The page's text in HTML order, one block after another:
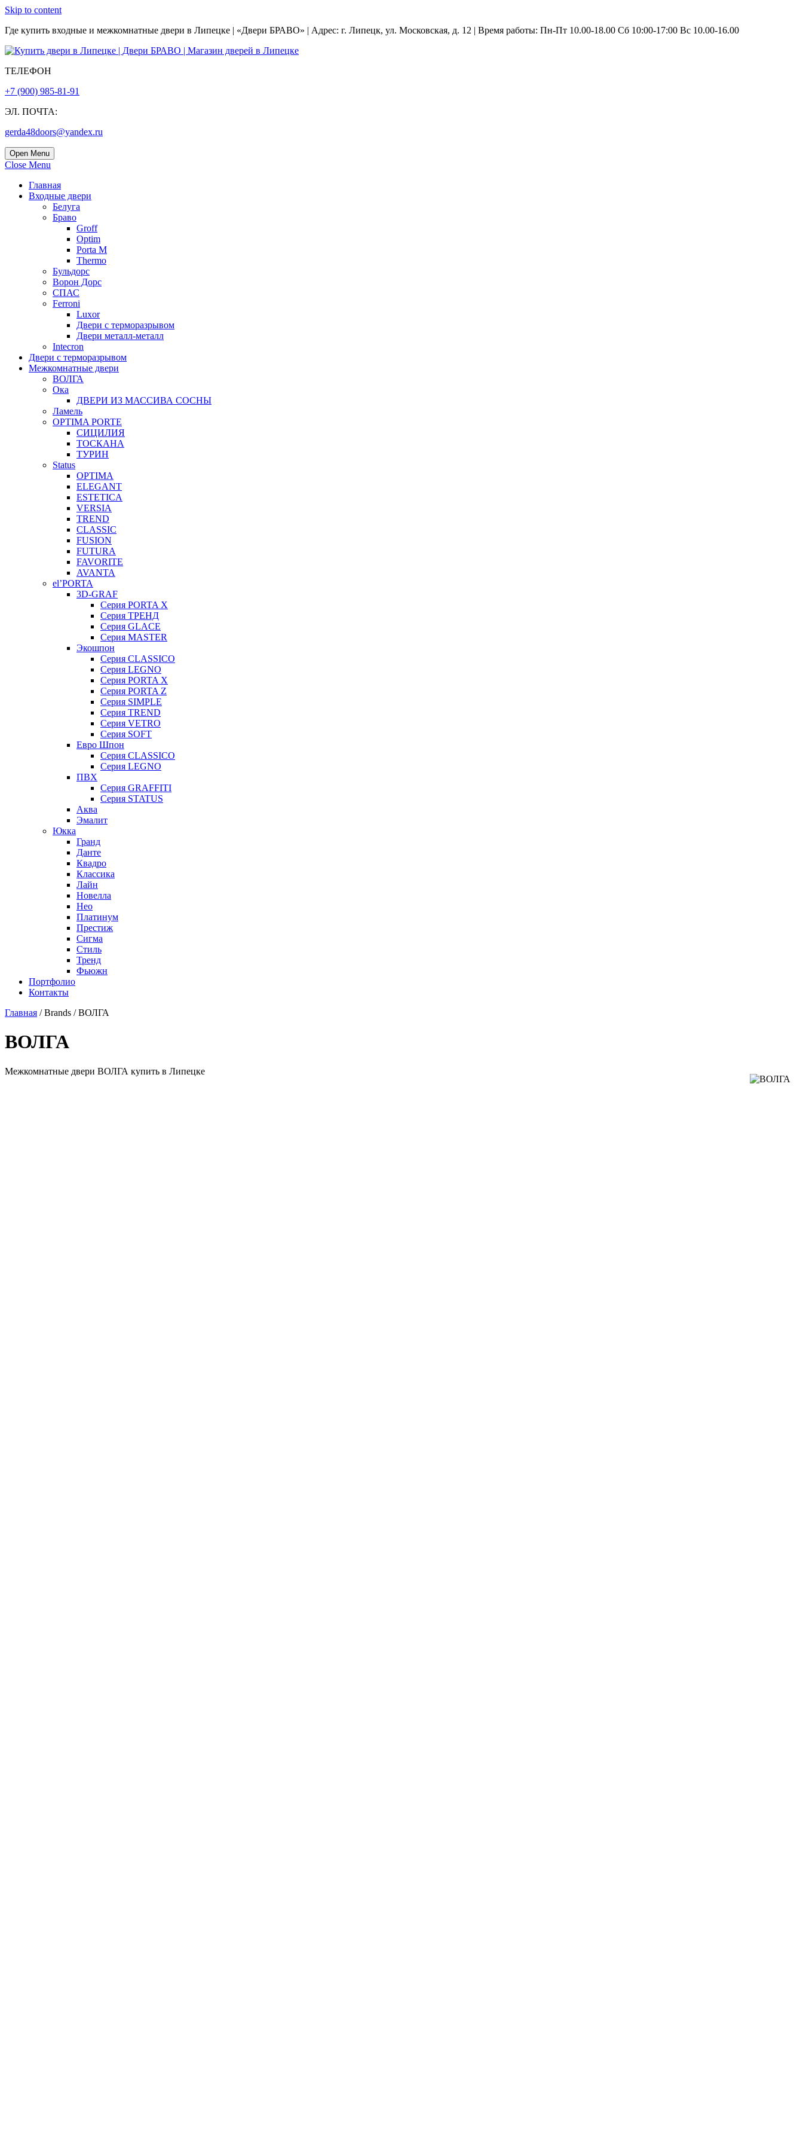
Skip to content
Где купить входные и межкомнатные двери в Липецке | «Двери БРАВО» | Адрес: г. Липецк, ул. Московская, д. 12 | Время работы: Пн-Пт 10.00-18.00 Сб 10:00-17:00 Вс 10.00-16.00
ТЕЛЕФОН
+7 (900) 985-81-91
ЭЛ. ПОЧТА:
gerda48doors@yandex.ru
Open Menu
Close Menu
Главная
Входные двери
Белуга
Браво
Groff
Optim
Porta М
Thermo
Бульдорс
Ворон Дорс
СПАС
Ferroni
Luxor
Двери с терморазрывом
Двери металл-металл
Intecron
Двери с терморазрывом
Межкомнатные двери
ВОЛГА
Ока
ДВЕРИ ИЗ МАССИВА СОСНЫ
Ламель
OPTIMA PORTE
СИЦИЛИЯ
ТОСКАНА
ТУРИН
Status
OPTIMA
ELEGANT
ESTETICA
VERSIA
TREND
CLASSIC
FUSION
FUTURA
FAVORITE
AVANTA
el’PORTA
3D-GRAF
Серия PORTA X
Серия ТРЕНД
Серия GLACE
Серия MASTER
Экошпон
Серия CLASSICO
Серия LEGNO
Серия PORTA X
Серия PORTA Z
Серия SIMPLE
Серия TREND
Серия VETRO
Серия SOFT
Евро Шпон
Серия CLASSICO
Серия LEGNO
ПВХ
Серия GRAFFITI
Серия STATUS
Аква
Эмалит
Юкка
Гранд
Данте
Квадро
Классика
Лайн
Новелла
Нео
Платинум
Престиж
Сигма
Стиль
Тренд
Фьюжн
Портфолио
Контакты
Главная / Brands / ВОЛГА
ВОЛГА
Межкомнатные двери ВОЛГА купить в Липецке